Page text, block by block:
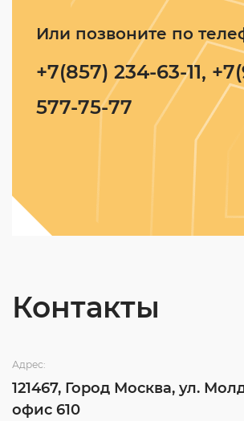
Или позвоните по
+7(857) 234-63-11,
577-75-77
Контакты
Адрес:
121467, Город Москва, ул.
офис 610